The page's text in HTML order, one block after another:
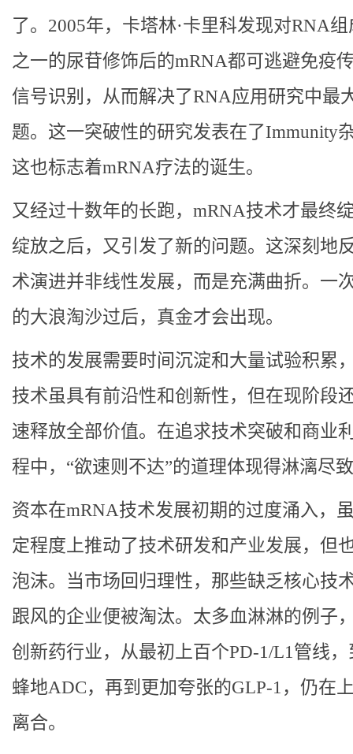
了。2005年，卡塔林·卡里科发现对RNA
之一的尿苷修饰后的mRNA都可逃避免疫
信号识别，从而解决了RNA应用研究中最
题。这一突破性的研究发表在了Immunity
这也标志着mRNA疗法的诞生。
又经过十数年的长跑，mRNA技术才最终
绽放之后，又引发了新的问题。这深刻地
术演进并非线性发展，而是充满曲折。一
的大浪淘沙过后，真金才会出现。
技术的发展需要时间沉淀和大量试验积累
技术虽具有前沿性和创新性，但在现阶段
速释放全部价值。在追求技术突破和商业
程中，“欲速则不达”的道理体现得淋漓尽
资本在mRNA技术发展初期的过度涌入，
定程度上推动了技术研发和产业发展，但
泡沫。当市场回归理性，那些缺乏核心技
跟风的企业便被淘汰。太多血淋淋的例子
创新药行业，从最初上百个PD-1/L1管线
蜂地ADC，再到更加夸张的GLP-1，仍在
离合。